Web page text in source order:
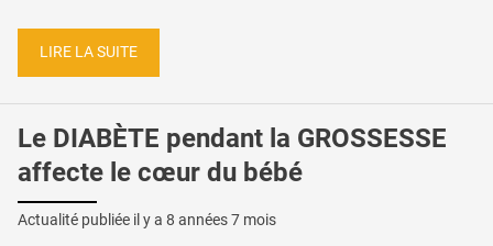
LIRE LA SUITE
Le DIABÈTE pendant la GROSSESSE
affecte le cœur du bébé
Actualité publiée il y a 8 années 7 mois